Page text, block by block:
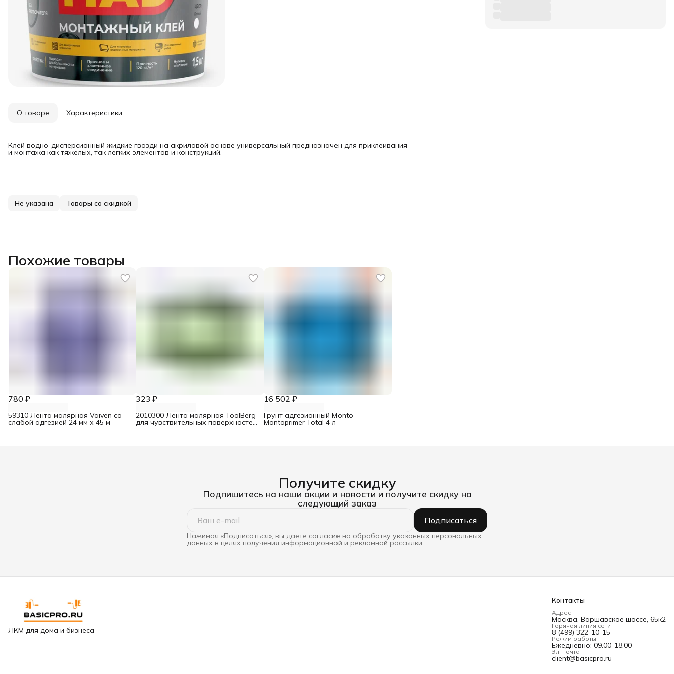
О товаре Характеристики
Клей водно-дисперсионный жидкие гвозди на акриловой основе универсальный предназначен для приклеивания
и монтажа как тяжелых, так легких элементов и конструкций.
Не указана Товары со скидкой
Похожие товары
780 ₽
59310 Лента малярная Vaiven со
слабой адгезией 24 мм х 45 м
323 ₽
2010300 Лента малярная ToolBerg
для чувствительных поверхностей
16 502 ₽
Грунт адгезионный Monto
Montoprimer Total 4 л
Получите скидку
Подпишитесь на наши акции и новости и получите скидку на
следующий заказ
Подписаться
Нажимая «Подписаться», вы даете согласие на обработку указанных персональных
данных в целях получения информационной и рекламной рассылки
ЛКМ для дома и бизнеса
Контакты
Адрес
Москва, Варшавское шоссе, 65к2
Горячая линия сети
8 (499) 322-10-15
Режим работы
Ежедневно: 09.00-18.00
Эл. почта
client@basicpro.ru